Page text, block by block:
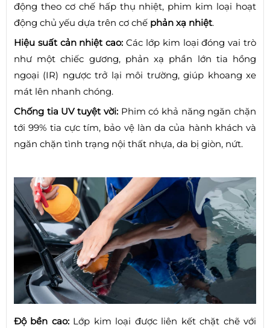
động theo cơ chế hấp thụ nhiệt, phim kim loại hoạt
động chủ yếu dựa trên cơ chế phản xạ nhiệt.
Hiệu suất cản nhiệt cao: Các lớp kim loại đóng vai trò
như một chiếc gương, phản xạ phần lớn tia hồng
ngoại (IR) ngược trở lại môi trường, giúp khoang xe
mát lên nhanh chóng.
Chống tia UV tuyệt vời:Phim có khả năng ngăn chặn
tới 99% tia cực tím, bảo vệ làn da của hành khách và
ngăn chặn tình trạng nội thất nhựa, da bị giòn, nứt.
Độ bền cao:Lớp kim loại được liên kết chặt chẽ với